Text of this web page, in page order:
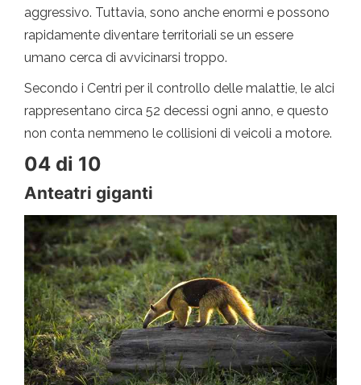
aggressivo. Tuttavia, sono anche enormi e possono
rapidamente diventare territoriali se un essere
umano cerca di avvicinarsi troppo.
Secondo i Centri per il controllo delle malattie, le alci
rappresentano circa 52 decessi ogni anno, e questo
non conta nemmeno le collisioni di veicoli a motore.
04 di 10
Anteatri giganti